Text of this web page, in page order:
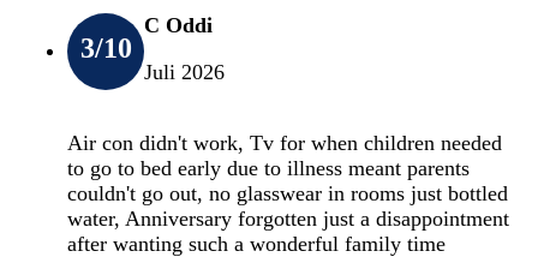
3/10
C Oddi
Juli 2026
Air con didn't work, Tv for when children needed
to go to bed early due to illness meant parents
couldn't go out, no glasswear in rooms just bottled
water, Anniversary forgotten just a disappointment
after wanting such a wonderful family time